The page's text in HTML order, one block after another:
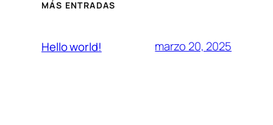
MÁS ENTRADAS
Hello world! marzo 20, 2025